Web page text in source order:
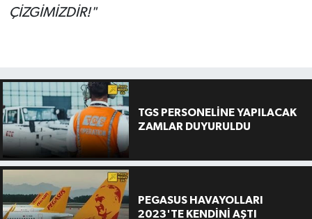
ÇİZGİMİZDİR!"
TGS PERSONELİNE YAPILACAK
ZAMLAR DUYURULDU
PEGASUS HAVAYOLLARI
2023'TE KENDİNİ AŞTI